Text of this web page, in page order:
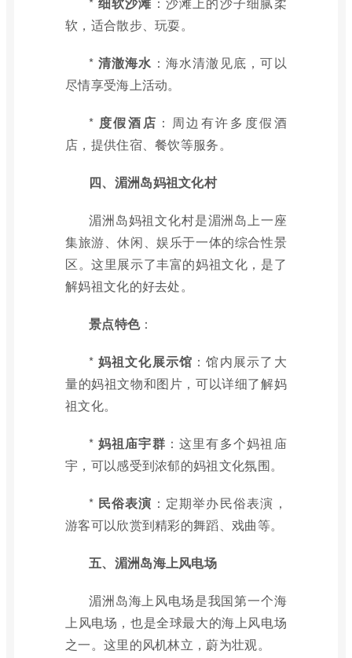
软，适合散步、玩耍。
* 清澈海水 ：海水清澈见底，可以
尽情享受海上活动。
* 度假酒店 ：周边有许多度假酒
店，提供住宿、餐饮等服务。
四、湄洲岛妈祖文化村
湄洲岛妈祖文化村是湄洲岛上一座
集旅游、休闲、娱乐于一体的综合性景
区。这里展示了丰富的妈祖文化，是了
解妈祖文化的好去处。
景点特色：
* 妈祖文化展示馆 ：馆内展示了大
量的妈祖文物和图片，可以详细了解妈
祖文化。
* 妈祖庙宇群 ：这里有多个妈祖庙
宇，可以感受到浓郁的妈祖文化氛围。
* 民俗表演 ：定期举办民俗表演，
游客可以欣赏到精彩的舞蹈、戏曲等。
五、湄洲岛海上风电场
湄洲岛海上风电场是我国第一个海
上风电场，也是全球最大的海上风电场
之一。这里的风机林立，蔚为壮观。